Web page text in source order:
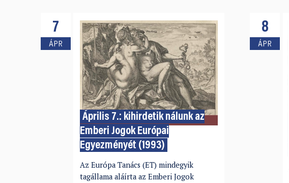
7
ÁPR
Április 7.: kihirdetik nálunk az
Emberi Jogok Európai
Egyezményét (1993)
Az Európa Tanács (ET) mindegyik
tagállama aláírta az Emberi Jogok
8
ÁPR